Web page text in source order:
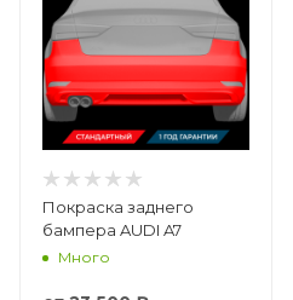
Покраска заднего
бампера AUDI A7
Много